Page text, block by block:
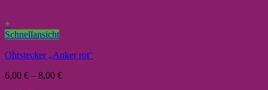
+
Schnellansicht
Ohrstecker „Anker rot“
6,00 € – 8,00 €